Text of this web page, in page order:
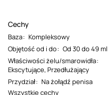
Cechy
Baza: Kompleksowy
Objętość od i do: Od 30 do 49 ml
Właściwości żelu/smarowidła:
Ekscytujące, Przedłużający
Przydział: Na żołądź penisa
Wszystkie cechy